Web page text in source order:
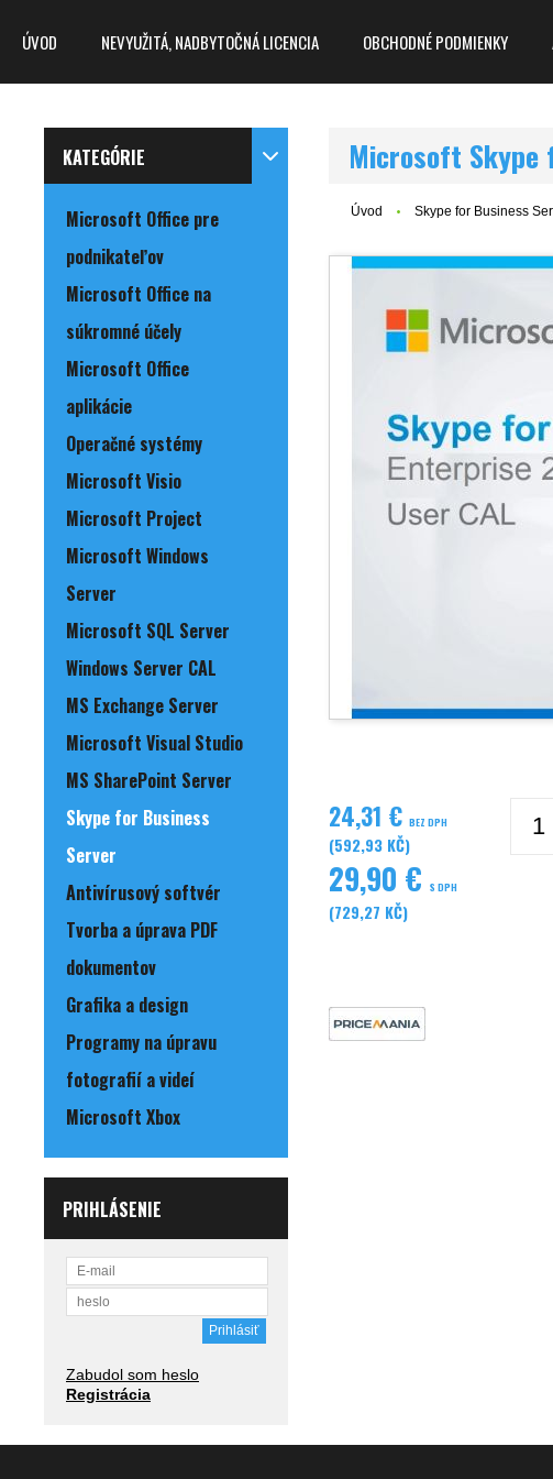
ÚVOD NEVYUŽITÁ, NADBYTOČNÁ LICENCIA OBCHODNÉ PODMIENKY
KATEGÓRIE
Microsoft Office pre
podnikateľov
Microsoft Office na
súkromné účely
Microsoft Office
aplikácie
Operačné systémy
Microsoft Visio
Microsoft Project
Microsoft Windows
Server
Microsoft SQL Server
Windows Server CAL
MS Exchange Server
Microsoft Visual Studio
MS SharePoint Server
Skype for Business
Server
Antivírusový softvér
Tvorba a úprava PDF
dokumentov
Grafika a design
Programy na úpravu
fotografií a videí
Microsoft Xbox
PRIHLÁSENIE
Zabudol som heslo
Registrácia
Microsoft Skype
Úvod Skype for Business
24,31 €BEZ DPH
(592,93 KČ)
29,90 €S DPH
(729,27 KČ)